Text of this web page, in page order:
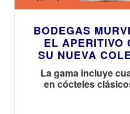
BODEGAS
EL APERITIVO
SU NUEVA
La gama incluye
en cócteles